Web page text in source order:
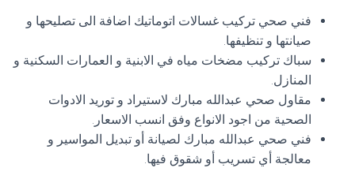
فني صحي تركيب غسالات اتوماتيك اضافة الى تصليحها و
صيانتها و تنظيفها.
سباك تركيب مضخات مياه في الابنية و العمارات السكنية و
المنازل.
مقاول صحي عبدالله مبارك لاستيراد و توريد الادوات
الصحية من اجود الانواع وفق انسب الاسعار.
فني صحي عبدالله مبارك لصيانة أو تبديل المواسير و
معالجة أي تسريب أو شقوق فيها.